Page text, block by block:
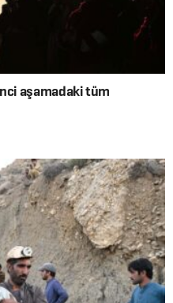
aşamadaki tüm